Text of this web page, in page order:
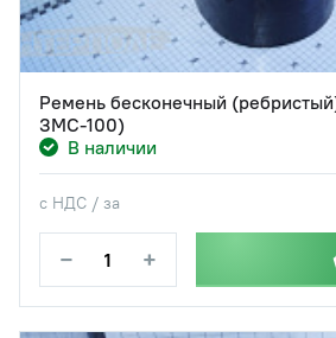
Ремень бесконечный
ЗМС-100)
В наличии
с НДС / за
− +